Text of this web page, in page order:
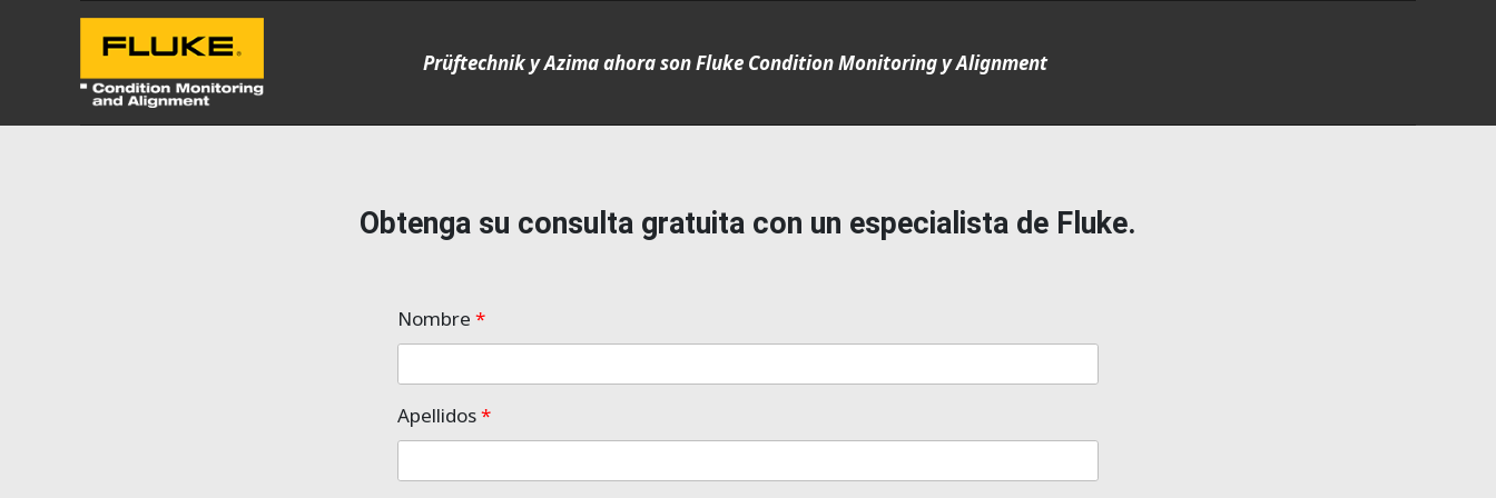
Prüftechnik y Azima ahora son Fluke Condition Monitoring y Alignment
Obtenga su consulta gratuita con un especialista de Fluke.
Nombre *
Apellidos*